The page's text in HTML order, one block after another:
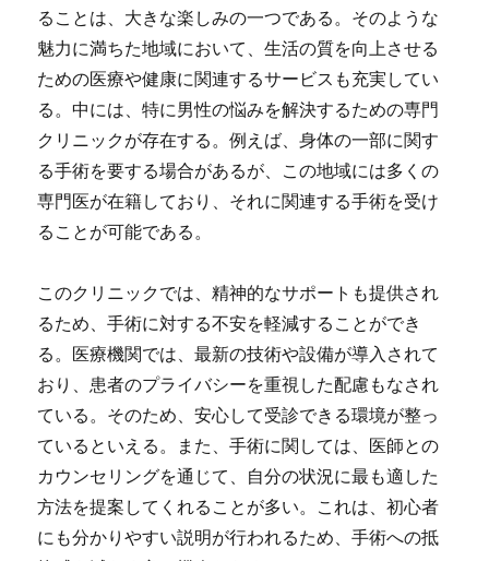
ることは、大きな楽しみの一つである。そのような
魅力に満ちた地域において、生活の質を向上させる
ための医療や健康に関連するサービスも充実してい
る。中には、特に男性の悩みを解決するための専門
クリニックが存在する。例えば、身体の一部に関す
る手術を要する場合があるが、この地域には多くの
専門医が在籍しており、それに関連する手術を受け
ることが可能である。
このクリニックでは、精神的なサポートも提供され
るため、手術に対する不安を軽減することができ
る。医療機関では、最新の技術や設備が導入されて
おり、患者のプライバシーを重視した配慮もなされ
ている。そのため、安心して受診できる環境が整っ
ているといえる。また、手術に関しては、医師との
カウンセリングを通じて、自分の状況に最も適した
方法を提案してくれることが多い。これは、初心者
にも分かりやすい説明が行われるため、手術への抵